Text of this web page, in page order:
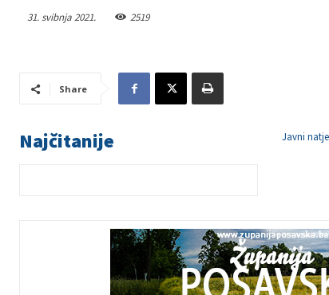
31. svibnja 2021. 2519
Share
Najčitanije Javni